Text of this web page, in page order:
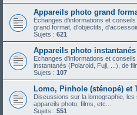
Appareils photo grand
Echanges d'informations et
grand format, d'objectifs,
Sujets : 621
Appareils photo
Echanges d'informations et
instantanés (Polaroid, Fuji, ...), de
Sujets : 107
Lomo, Pinhole (sténopé) et
Discussions sur la lomographie,
appareils photo, films, etc...
Sujets : 551